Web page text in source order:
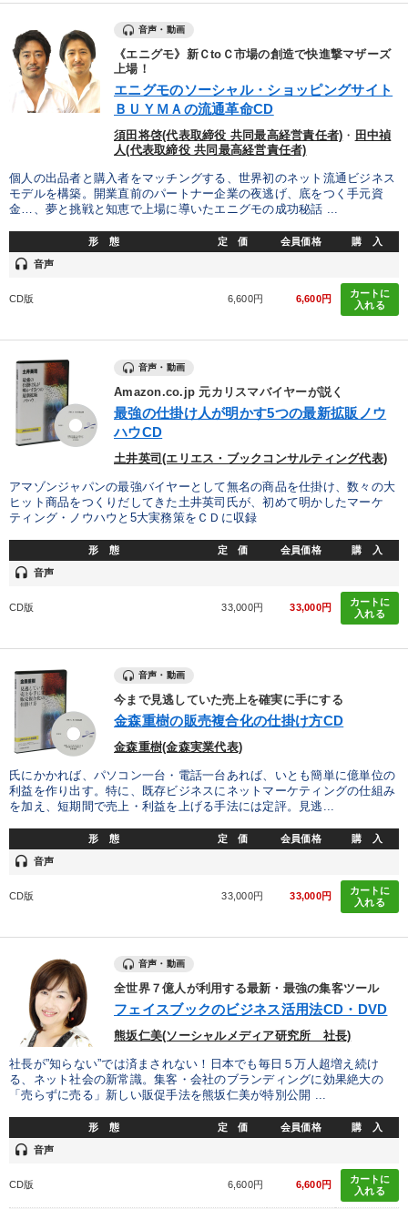
音声・動画
《エニグモ》新ＣtoＣ市場の創造で快進撃マザーズ
上場！
エニグモのソーシャル・ショッピングサイト
ＢＵＹＭＡの流通革命CD
須田将啓(代表取締役 共同最高経営責任者) ・ 田中禎
人(代表取締役 共同最高経営責任者)
個人の出品者と購入者をマッチングする、世界初のネット流通ビジネス
モデルを構築。開業直前のパートナー企業の夜逃げ、底をつく手元資
金…、夢と挑戦と知恵で上場に導いたエニグモの成功秘話 ...
形 態 定 価 会員価格 購 入
headset 音声
CD版 6,600円 6,600円
カートに
入れる
音声・動画
Amazon.co.jp 元カリスマバイヤーが説く
最強の仕掛け人が明かす5つの最新拡販ノウ
ハウCD
土井英司(エリエス・ブックコンサルティング代表)
アマゾンジャパンの最強バイヤーとして無名の商品を仕掛け、数々の大
ヒット商品をつくりだしてきた土井英司氏が、初めて明かしたマーケ
ティング・ノウハウと5大実務策をＣＤに収録
形 態 定 価 会員価格 購 入
headset 音声
CD版 33,000円 33,000円
カートに
入れる
音声・動画
今まで見逃していた売上を確実に手にする
金森重樹の販売複合化の仕掛け方CD
金森重樹(金森実業代表)
氏にかかれば、パソコン一台・電話一台あれば、いとも簡単に億単位の
利益を作り出す。特に、既存ビジネスにネットマーケティングの仕組み
を加え、短期間で売上・利益を上げる手法には定評。見逃...
形 態 定 価 会員価格 購 入
headset 音声
CD版 33,000円 33,000円
カートに
入れる
音声・動画
全世界７億人が利用する最新・最強の集客ツール
フェイスブックのビジネス活用法CD・DVD
熊坂仁美(ソーシャルメディア研究所 社長)
社長が”知らない”では済まされない！日本でも毎日５万人超増え続け
る、ネット社会の新常識。集客・会社のブランディングに効果絶大の
「売らずに売る」新しい販促手法を熊坂仁美が特別公開 ...
形 態 定 価 会員価格 購 入
headset 音声
CD版 6,600円 6,600円
カートに
入れる